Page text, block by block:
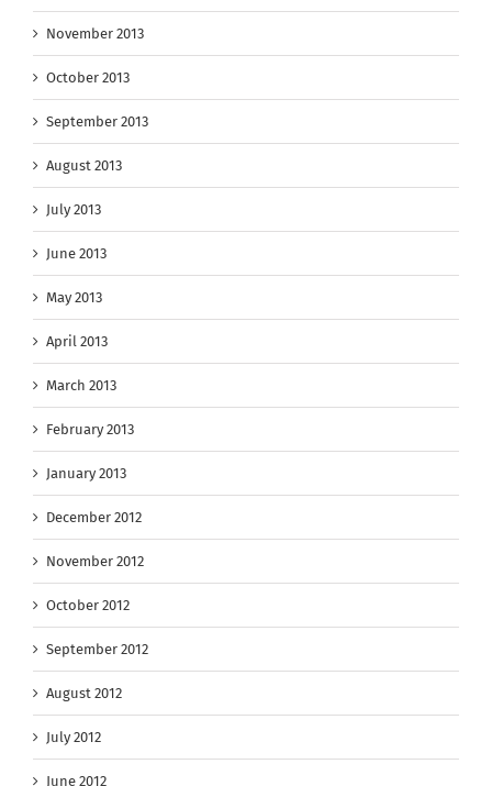
November 2013
October 2013
September 2013
August 2013
July 2013
June 2013
May 2013
April 2013
March 2013
February 2013
January 2013
December 2012
November 2012
October 2012
September 2012
August 2012
July 2012
June 2012